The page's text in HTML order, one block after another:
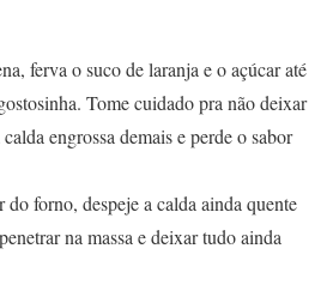
ferva o suco de laranja e o açúcar até
Tome cuidado pra não deixar
engrossa demais e perde o sabor
forno, despeje a calda ainda quente
na massa e deixar tudo ainda